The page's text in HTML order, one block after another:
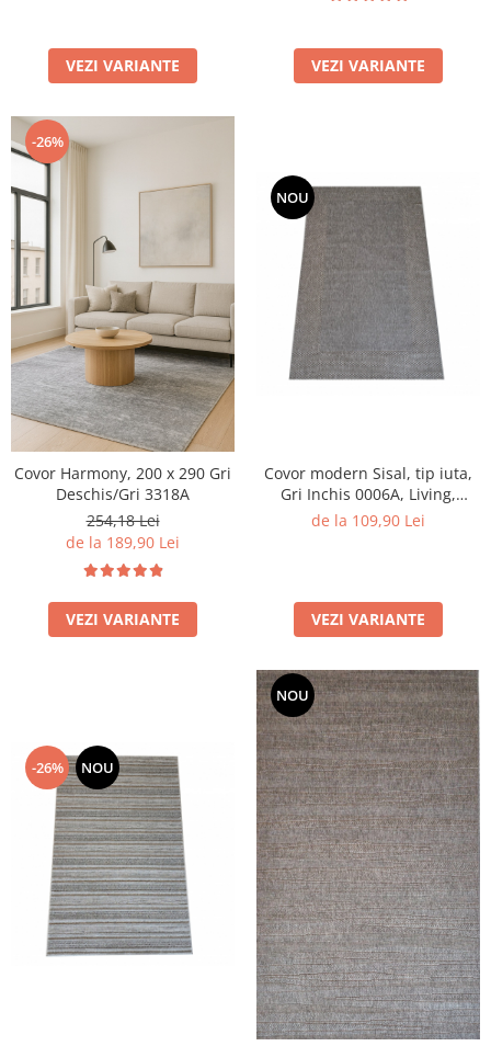
VEZI VARIANTE VEZI VARIANTE
-26%
Covor Harmony, 200 x 290 Gri
Deschis/Gri 3318A
254,18 Lei
de la 189,90 Lei
VEZI VARIANTE
NOU
Covor modern Sisal, tip iuta,
Gri Inchis 0006A, Living,
Dormitor, Hol, Bucatarie, 200
de la 109,90 Lei
VEZI VARIANTE
-26% NOU
NOU